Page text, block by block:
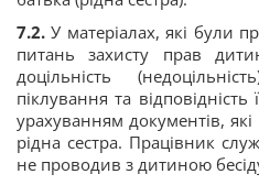
7.2.У матеріалах, які були
питань захисту прав
доцільність
піклування та
урахуванням документів,
рідна сестра. Працівник
не проводив з дитиною